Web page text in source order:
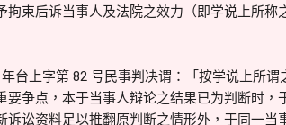
拘束后诉当事人及法院之效力（即学说上所
上字第 82 号民事判决谓：「按学说上所谓
要争点，本于当事人辩论之结果已为判断时
诉讼资料足以推翻原判断之情形外，于同一